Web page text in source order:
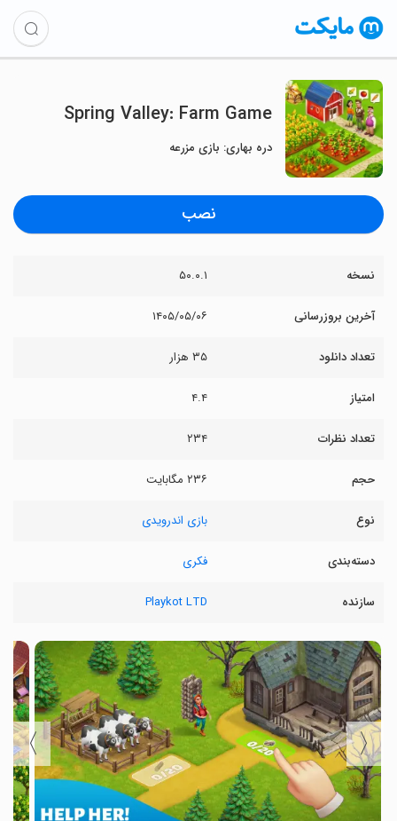
Spring Valley: Farm Game
دره بهاری: بازی مزرعه
نصب
نسخه ۵۰.۰.۱
آخرین بروزرسانی ۱۴۰۵/۰۵/۰۶
تعداد دانلود ۳۵ هزار
امتیاز ۴.۴
تعداد نظرات ۲۳۴
حجم ۲۳۶ مگابایت
نوع بازی اندرویدی
دسته‌بندی فکری
سازنده Playkot LTD
〈
〉